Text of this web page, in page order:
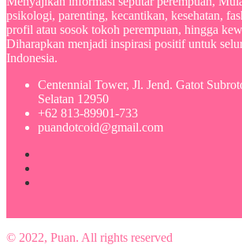
psikologi, parenting, kecantikan, kesehatan,
profil atau sosok tokoh perempuan, hingga
Diharapkan menjadi inspirasi positif untuk
Indonesia.
Centennial Tower, Jl. Jend. Gatot
Selatan 12950
+62 813-89901-733
puandotcoid@gmail.com
© 2022, Puan. All rights reserved